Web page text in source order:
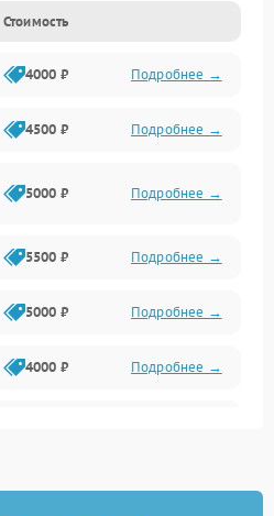
Стоимость
4000 ₽ Подробнее →
4500 ₽ Подробнее →
5000 ₽ Подробнее →
5500 ₽ Подробнее →
5000 ₽ Подробнее →
4000 ₽ Подробнее →